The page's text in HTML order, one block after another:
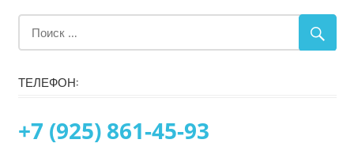
ТЕЛЕФОН:
+7 (925) 861-45-93